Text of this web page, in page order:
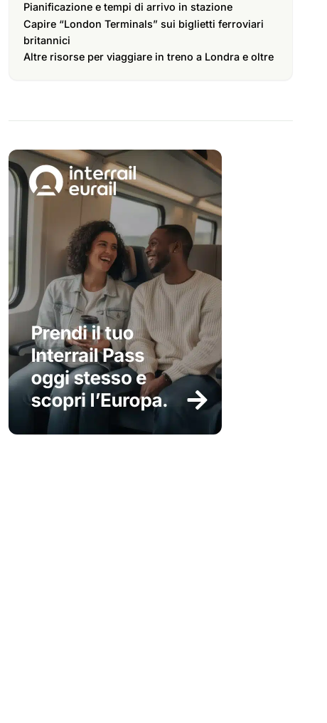
Pianificazione e tempi di arrivo in stazione
Capire “London Terminals” sui biglietti ferroviari
britannici
Altre risorse per viaggiare in treno a Londra e oltre